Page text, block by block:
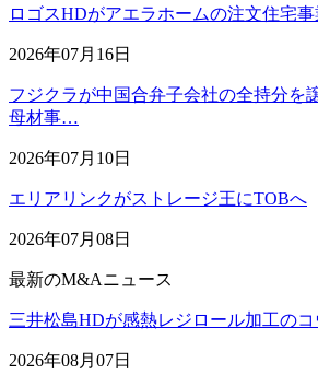
ロゴスHDがアエラホームの注文住宅
2026年07月16日
フジクラが中国合弁子会社の全持分
母材事…
2026年07月10日
エリアリンクがストレージ王にTOBへ
2026年07月08日
最新のM&Aニュース
三井松島HDが感熱レジロール加工の
2026年08月07日